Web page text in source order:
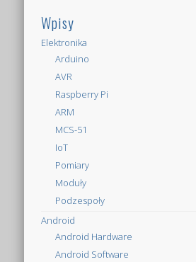
Wpisy
Elektronika
Arduino
AVR
Raspberry Pi
ARM
MCS-51
IoT
Pomiary
Moduły
Podzespoły
Android
Android Hardware
Android Software